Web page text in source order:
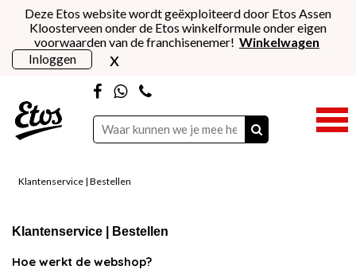
Deze Etos website wordt geëxploiteerd door Etos Assen
Kloosterveen onder de Etos winkelformule onder eigen
voorwaarden van de franchisenemer! Winkelwagen
Inloggen
x
Klantenservice | Bestellen
Klantenservice | Bestellen
Hoe werkt de webshop?